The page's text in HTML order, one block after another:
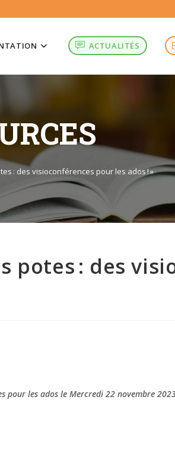
ACTUALITÉS
: des visioconférences pour les ados ! »
potes : des
pour les ados le Mercredi 22 novembre